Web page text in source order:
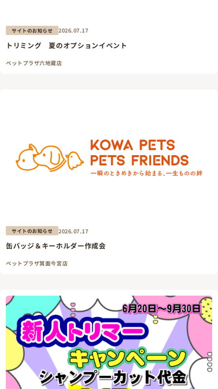
サイトのお知らせ 2026.07.17
トリミング 夏のオプションイベント
ペットプラザ六地蔵店
サイトのお知らせ 2026.07.17
缶バッジ＆キーホルダー作成会
ペットプラザ箕面今宮店